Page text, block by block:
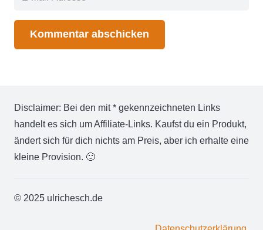
Kommentar abschicken
Disclaimer: Bei den mit * gekennzeichneten Links
handelt es sich um Affiliate-Links. Kaufst du ein Produkt,
ändert sich für dich nichts am Preis, aber ich erhalte eine
kleine Provision. 🙂
© 2025 ulrichesch.de